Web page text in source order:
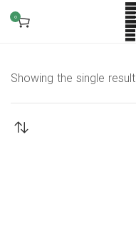
0
Showing the single result